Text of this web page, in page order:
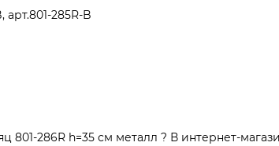
285R-B
286R h=35 см металл ? В интернет-